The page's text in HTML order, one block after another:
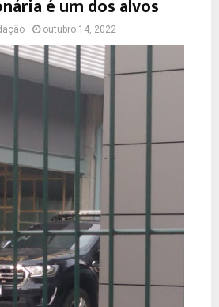
é um dos alvos
outubro 14, 2022